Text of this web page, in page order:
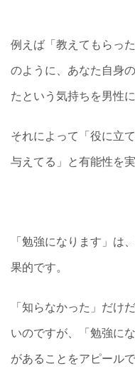
例えば「教えてもらっ
のように、あなた自身
たという気持ちを男性
それによって「役に立
与えてる」と有能性を
「勉強になります」は
果的です。
「知らなかった」だけ
いのですが、「勉強に
があることをアピールで